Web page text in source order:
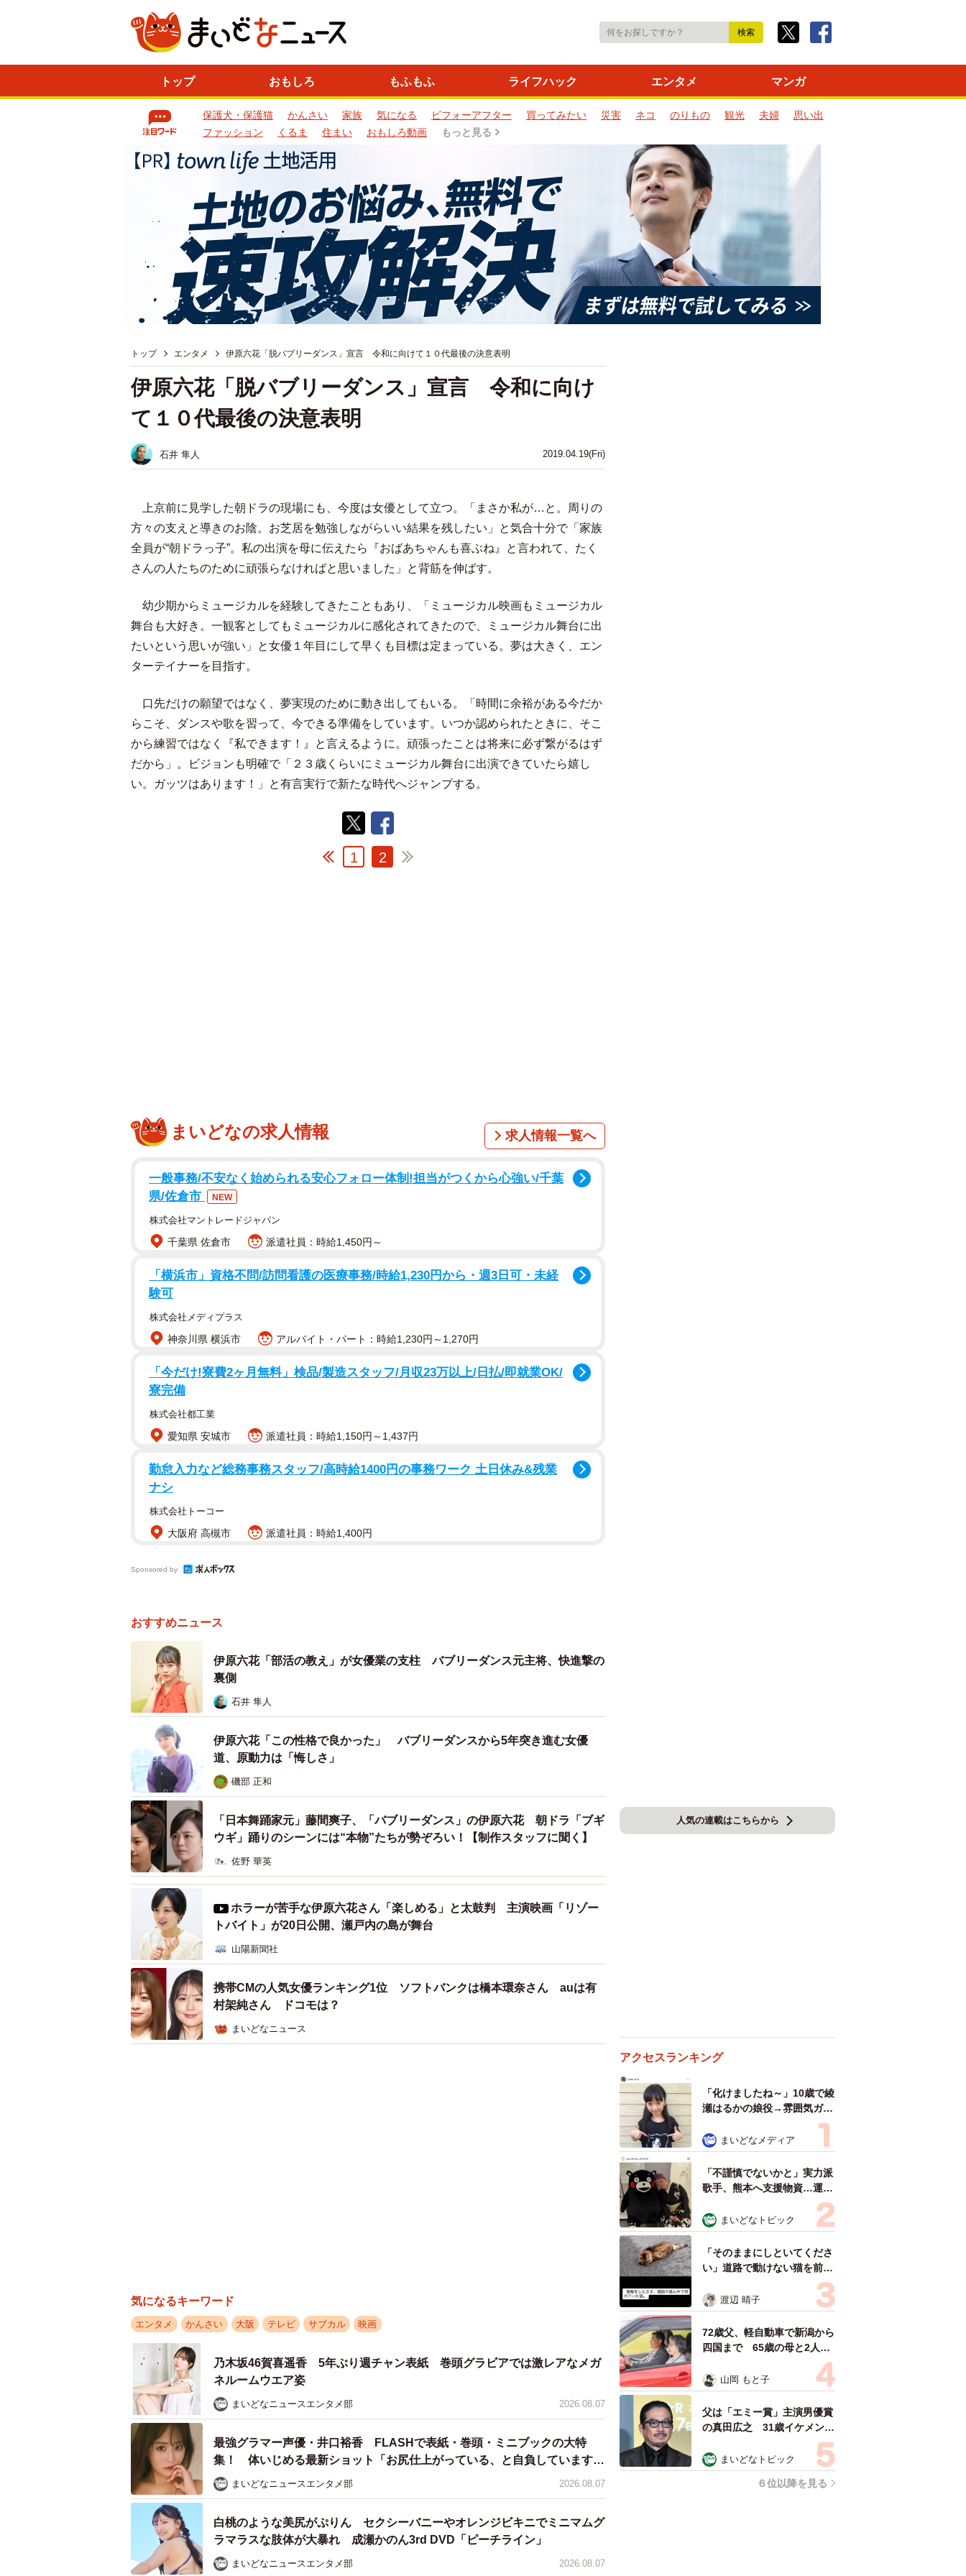
トップ おもしろ もふもふ ライフハック エンタメ マンガ
保護犬・保護猫 かんさい 家族 気になる ビフォーアフター 買ってみたい 災害 ネコ のりもの 観光 夫婦
思い出
ファッション
くるま 住まい おもしろ動画 もっと見る
トップ エンタメ 伊原六花「脱バブリーダンス」宣言 令和に向けて１０代最後の決意表明
2019.04.19(Fri)
伊原六花「脱バブリーダンス」宣言 令和に向け
て１０代最後の決意表明
石井 隼人
上京前に見学した朝ドラの現場にも、今度は女優として立つ。「まさか私が…と。周りの
方々の支えと導きのお陰。お芝居を勉強しながらいい結果を残したい」と気合十分で「家族
全員が“朝ドラっ子”。私の出演を母に伝えたら『おばあちゃんも喜ぶね』と言われて、たく
さんの人たちのために頑張らなければと思いました」と背筋を伸ばす。
幼少期からミュージカルを経験してきたこともあり、「ミュージカル映画もミュージカル
舞台も大好き。一観客としてもミュージカルに感化されてきたので、ミュージカル舞台に出
たいという思いが強い」と女優１年目にして早くも目標は定まっている。夢は大きく、エン
ターテイナーを目指す。
口先だけの願望ではなく、夢実現のために動き出してもいる。「時間に余裕がある今だか
らこそ、ダンスや歌を習って、今できる準備をしています。いつか認められたときに、そこ
から練習ではなく『私できます！』と言えるように。頑張ったことは将来に必ず繋がるはず
だから」。ビジョンも明確で「２３歳くらいにミュージカル舞台に出演できていたら嬉し
い。ガッツはあります！」と有言実行で新たな時代へジャンプする。
1 2
まいどなの求人情報 求人情報一覧へ
一般事務/不安なく始められる安心フォロー体制!担当がつくから心強い/千葉
県/佐倉市
NEW
株式会社マントレードジャパン
千葉県 佐倉市 派遣社員：時給1,450円～
「横浜市」資格不問/訪問看護の医療事務/時給1,230円から・週3日可・未経
験可
株式会社メディプラス
神奈川県 横浜市 アルバイト・パート：時給1,230円～1,270円
「今だけ!寮費2ヶ月無料」検品/製造スタッフ/月収23万以上/日払/即就業OK/
寮完備
株式会社都工業
愛知県 安城市 派遣社員：時給1,150円～1,437円
勤怠入力など総務事務スタッフ/高時給1400円の事務ワーク 土日休み&残業
ナシ
株式会社トーコー
大阪府 高槻市 派遣社員：時給1,400円
Sponsored by
おすすめニュース
伊原六花「部活の教え」が女優業の支柱 バブリーダンス元主将、快進撃の
裏側
石井 隼人
伊原六花「この性格で良かった」 バブリーダンスから5年突き進む女優
道、原動力は「悔しさ」
磯部 正和
「日本舞踊家元」藤間爽子、「バブリーダンス」の伊原六花 朝ドラ「ブギ
ウギ」踊りのシーンには“本物”たちが勢ぞろい！【制作スタッフに聞く】
佐野 華英
ホラーが苦手な伊原六花さん「楽しめる」と太鼓判 主演映画「リゾー
トバイト」が20日公開、瀬戸内の島が舞台
山陽新聞社
携帯CMの人気女優ランキング1位 ソフトバンクは橋本環奈さん auは有
村架純さん ドコモは？
まいどなニュース
気になるキーワード
エンタメ かんさい 大阪 テレビ サブカル 映画
乃木坂46賀喜遥香 5年ぶり週チャン表紙 巻頭グラビアでは激レアなメガ
ネルームウエア姿
まいどなニュースエンタメ部 2026.08.07
最強グラマー声優・井口裕香 FLASHで表紙・巻頭・ミニブックの大特
集！ 体いじめる最新ショット「お尻仕上がっている、と自負しています」
「いくつになっても理想の身体でいたい」
まいどなニュースエンタメ部 2026.08.07
白桃のような美尻がぷりん セクシーバニーやオレンジビキニでミニマムグ
ラマラスな肢体が大暴れ 成瀬かのん3rd DVD「ピーチライン」
まいどなニュースエンタメ部 2026.08.07
人気の連載はこちらから
アクセスランキング
「化けましたね～」10歳で綾
瀬はるかの娘役→雰囲気ガラ
リの18歳に成長 「メイクで
雰囲気が」「宝塚に入れそ
う」
まいどなメディア
「不謹慎でないかと」実力派
歌手、熊本へ支援物資…運搬
トラックの車体デザインにた
めらい 「痛いほど伝わる」
「行動され立派」
まいどなトピック
「そのままにしといてくださ
い」道路で動けない猫を前に
返された一言… 懸命に生き
ようとした4日間 「命の重
さはみんな同じ」保護団体代
表の訴え
渡辺 晴子
72歳父、軽自動車で新潟から
四国まで 65歳の母と2人で
3泊4日の旅 パーキングの休
憩まで分刻み… 「大学生で
も組まねえよ！」
山岡 もと子
父は「エミー賞」主演男優賞
の真田広之 31歳イケメン俳
優が長髪ヒゲのワイルド近影
「ガチヒロさんそっくり」
「新たな一面もステキ」
まいどなトピック
６位以降を見る